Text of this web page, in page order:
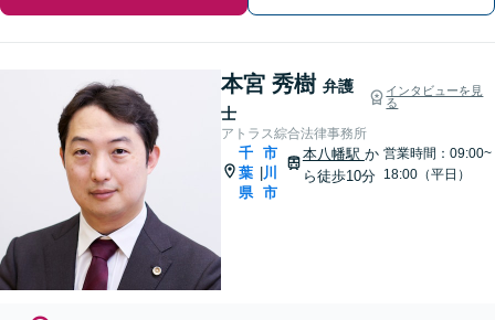
本宮 秀樹 弁護
士
インタビューを見
る
アトラス綜合法律事務所
千
葉
県
市
川
市
本八幡駅 か
ら徒歩10分
営業時間：09:00~
18:00（平日）